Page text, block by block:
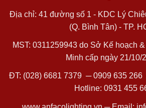
Địa chỉ: 41 đường số 1 - KDC Lý
(Q. Bình Tân) - TP.
MST: 0311259943 do Sở Kế hoạch
Minh cấp ngày 21/10/
ĐT: (028) 6681 7379 ─0909 635 266
Hotline: 0931 455